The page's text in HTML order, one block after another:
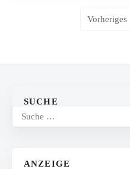
Vorheriges
SUCHE
ANZEIGE